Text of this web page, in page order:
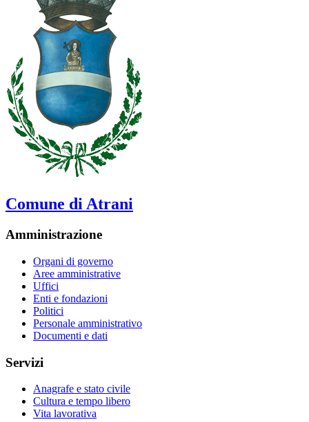
Comune di Atrani
Amministrazione
Organi di governo
Aree amministrative
Uffici
Enti e fondazioni
Politici
Personale amministrativo
Documenti e dati
Servizi
Anagrafe e stato civile
Cultura e tempo libero
Vita lavorativa